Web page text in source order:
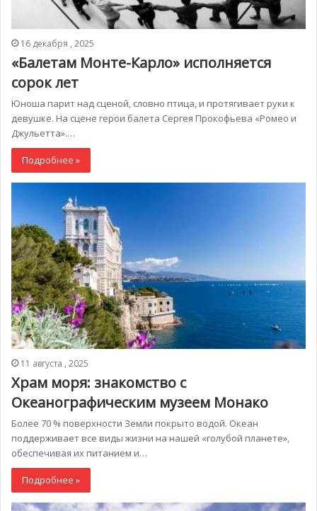
16 декабря , 2025
«Балетам Монте-Карло» исполняется
сорок лет
Юноша парит над сценой, словно птица, и протягивает руки к
девушке. На сцене герои балета Сергея Прокофьева «Ромео и
Джульетта».…
Подробнее »
11 августа , 2025
Храм моря: знакомство с
Океанографическим музеем Монако
Более 70 % поверхности Земли покрыто водой. Океан
поддерживает все виды жизни на нашей «голубой планете»,
обеспечивая их питанием и…
Подробнее »